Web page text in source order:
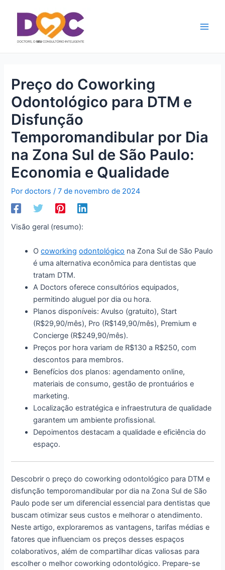
conteúdo
Preço do Coworking
Odontológico para DTM e
Disfunção
Temporomandibular por Dia
na Zona Sul de São Paulo:
Economia e Qualidade
Pordoctors/7 de novembro de 2024
Visão geral (resumo):
Ocoworking odontológico na Zona Sul de São Paulo
é uma alternativa econômica para dentistas que
tratam DTM.
A Doctors oferece consultórios equipados,
permitindo aluguel por dia ou hora.
Planos disponíveis: Avulso (gratuito), Start
(R$29,90/mês), Pro (R$149,90/mês), Premium e
Concierge (R$249,90/mês).
Preços por hora variam de R$130 a R$250, com
descontos para membros.
Benefícios dos planos: agendamento online,
materiais de consumo, gestão de prontuários e
marketing.
Localização estratégica e infraestrutura de qualidade
garantem um ambiente profissional.
Depoimentos destacam a qualidade e eficiência do
espaço.
Descobrir o preço do coworking odontológico para DTM e
disfunção temporomandibular por dia na Zona Sul de São
Paulo pode ser um diferencial essencial para dentistas que
buscam otimizar seus custos e melhorar o atendimento.
Neste artigo, exploraremos as vantagens, tarifas médias e
fatores que influenciam os preços desses espaços
colaborativos, além de compartilhar dicas valiosas para
escolher o melhor coworking odontológico. Prepare-se